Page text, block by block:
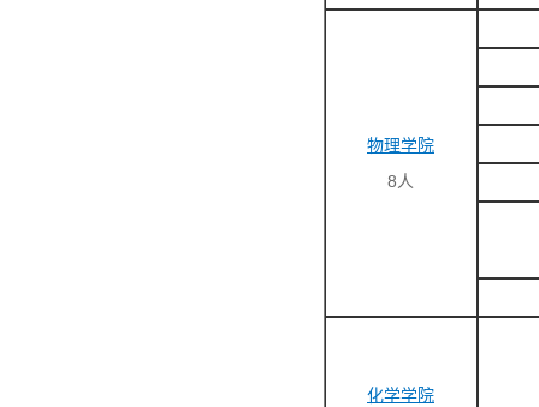
物理学院
8人
化学学院